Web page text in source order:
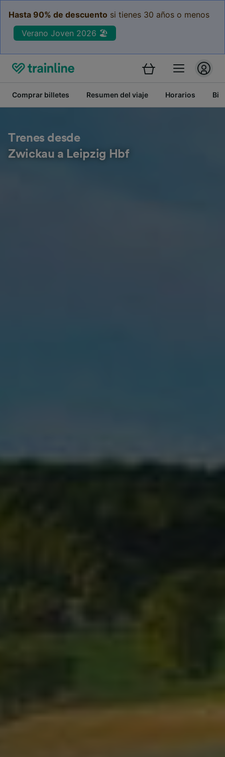
Hasta 90% de descuento si tienes 30 años o menos
Verano Joven 2026 🏖️
Comprar billetes Resumen del viaje Horarios
Trenes desde
Zwickau a Leipzig Hbf